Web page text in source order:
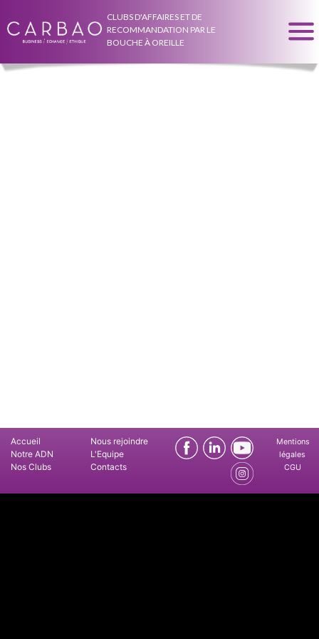
CLUBS D'AFFAIRES ET DE
RECOMMANDATION PAR LE
BOUCHE À OREILLE
Accueil
Notre ADN
Nos Clubs
Nous rejoindre
L'Equipe
Contacts
Mentions
légales
CGU